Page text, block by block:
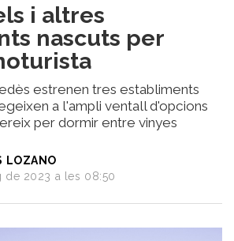
i altres
nascuts per
estrenen tres establiments
a l'ampli ventall d'opcions
per dormir entre vinyes
LOZANO
de 2023 a les 08:50